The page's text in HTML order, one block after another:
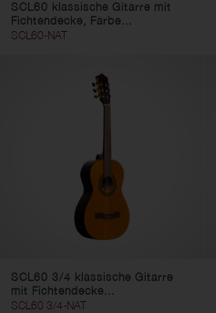
SCL60 klassische Gitarre mit
Fichtendecke, Farbe...
SCL60-NAT
SCL60 3/4 klassische Gitarre
mit Fichtendecke...
SCL60 3/4-NAT